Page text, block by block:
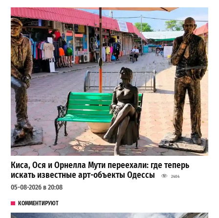
Киса, Ося и Орнелла Мути переехали: где теперь
искать известные арт-объекты Одессы
2404
05-08-2026 в 20:08
КОММЕНТИРУЮТ